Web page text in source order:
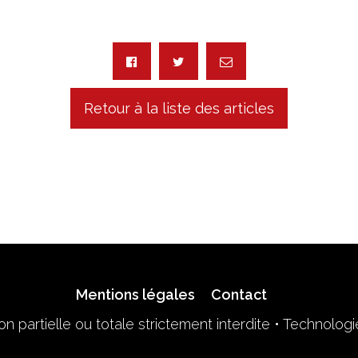
Retour à la liste des articles
Mentions légales
Contact
partielle ou totale strictement interdite •